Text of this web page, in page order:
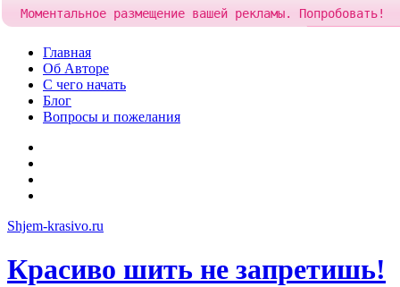
Skip
content
Главная
Об Авторе
С чего начать
Блог
Вопросы и пожелания
Shjem-krasivo.ru
Красиво шить не запретишь!
Моментальное размещение вашей рекламы. Попробовать!